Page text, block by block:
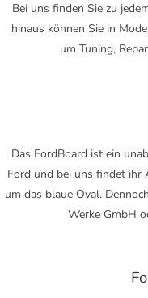
Bei uns finden Sie zu
hinaus können Sie in
um Tuning,
Das FordBoard ist ein
Ford und bei uns findet ihr
um das blaue Oval.
Werke GmbH